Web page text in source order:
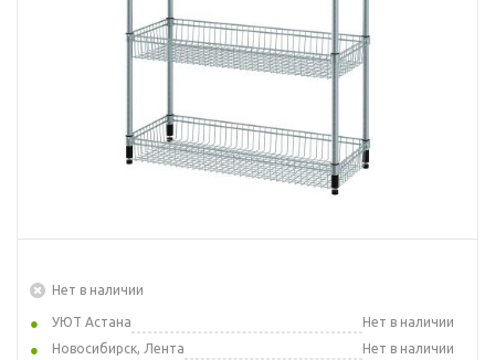
Нет в наличии
УЮТ Астана
Нет в наличии
Новосибирск, Лента
Нет в наличии